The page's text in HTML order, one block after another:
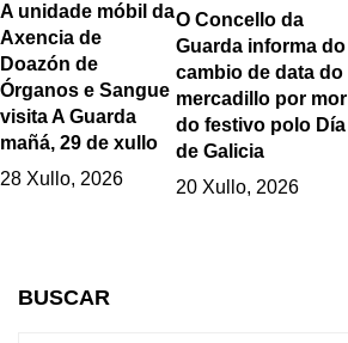
A unidade móbil da
Axencia de
Doazón de
Órganos e Sangue
visita A Guarda
mañá, 29 de xullo
28 Xullo, 2026
O Concello da
Guarda informa do
cambio de data do
mercadillo por mor
do festivo polo Día
de Galicia
20 Xullo, 2026
BUSCAR